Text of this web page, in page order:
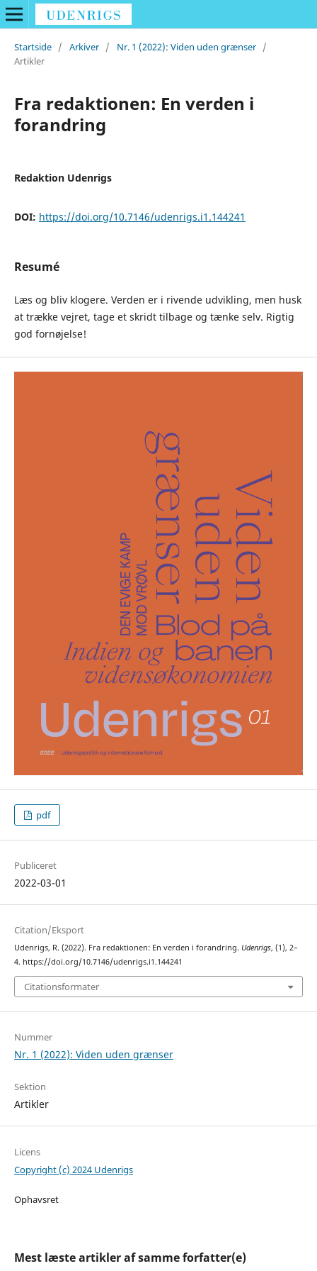
Startside / Arkiver / Nr. 1 (2022): Viden uden grænser /
Artikler
Fra redaktionen: En verden i
forandring
Redaktion Udenrigs
DOI: https://doi.org/10.7146/udenrigs.i1.144241
Resumé
Læs og bliv klogere. Verden er i rivende udvikling, men husk
at trække vejret, tage et skridt tilbage og tænke selv. Rigtig
god fornøjelse!
pdf
Publiceret
2022-03-01
Citation/Eksport
Udenrigs, R. (2022). Fra redaktionen: En verden i forandring. Udenrigs, (1), 2–
4. https://doi.org/10.7146/udenrigs.i1.144241
Citationsformater
Nummer
Nr. 1 (2022): Viden uden grænser
Sektion
Artikler
Licens
Copyright (c) 2024 Udenrigs
Ophavsret
Mest læste artikler af samme forfatter(e)